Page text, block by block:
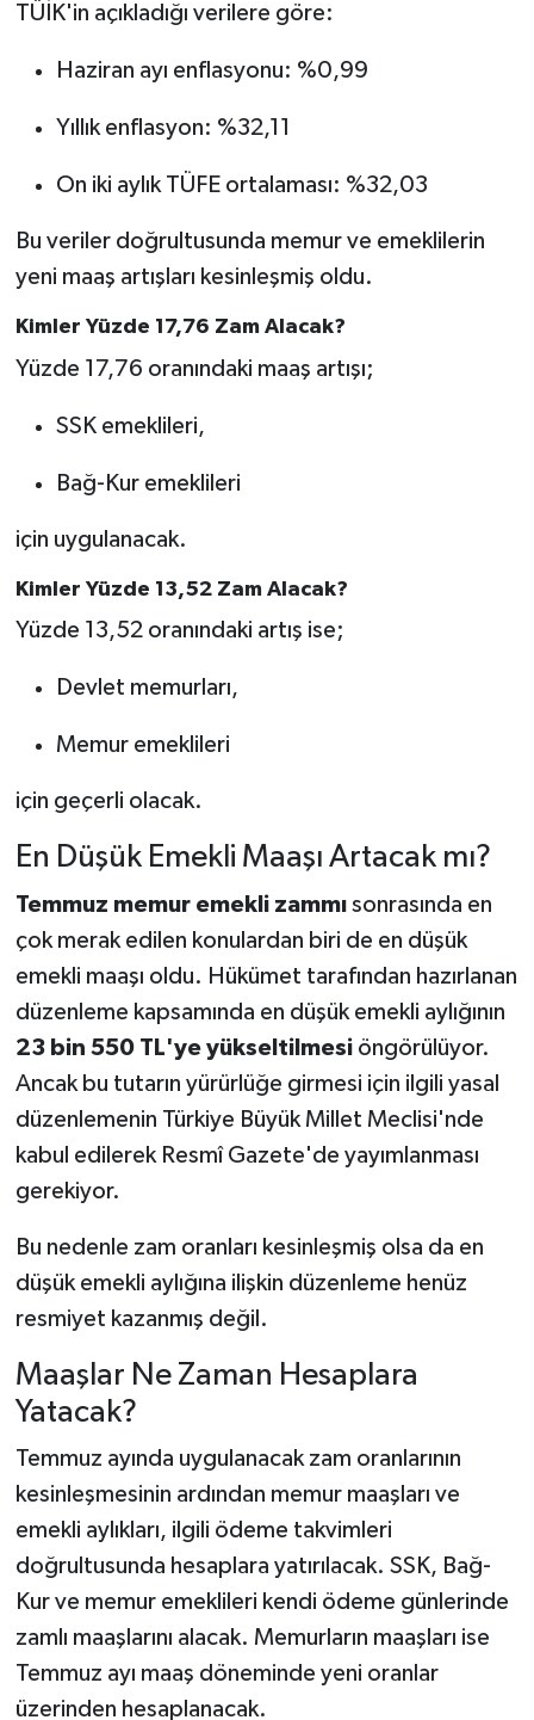
TÜİK'in açıkladığı verilere göre:
Haziran ayı enflasyonu: %0,99
Yıllık enflasyon: %32,11
On iki aylık TÜFE ortalaması: %32,03
Bu veriler doğrultusunda memur ve emeklilerin
yeni maaş artışları kesinleşmiş oldu.
Kimler Yüzde 17,76 Zam Alacak?
Yüzde 17,76 oranındaki maaş artışı;
SSK emeklileri,
Bağ-Kur emeklileri
için uygulanacak.
Kimler Yüzde 13,52 Zam Alacak?
Yüzde 13,52 oranındaki artış ise;
Devlet memurları,
Memur emeklileri
için geçerli olacak.
En Düşük Emekli Maaşı Artacak mı?
Temmuz memur emekli zammısonrasında en
çok merak edilen konulardan biri de en düşük
emekli maaşı oldu. Hükümet tarafından hazırlanan
düzenleme kapsamında en düşük emekli aylığının
23 bin 550 TL'ye yükseltilmesiöngörülüyor.
Ancak bu tutarın yürürlüğe girmesi için ilgili yasal
düzenlemenin Türkiye Büyük Millet Meclisi'nde
kabul edilerek Resmî Gazete'de yayımlanması
gerekiyor.
Bu nedenle zam oranları kesinleşmiş olsa da en
düşük emekli aylığına ilişkin düzenleme henüz
resmiyet kazanmış değil.
Maaşlar Ne Zaman Hesaplara
Yatacak?
Temmuz ayında uygulanacak zam oranlarının
kesinleşmesinin ardından memur maaşları ve
emekli aylıkları, ilgili ödeme takvimleri
doğrultusunda hesaplara yatırılacak. SSK, Bağ-
Kur ve memur emeklileri kendi ödeme günlerinde
zamlı maaşlarını alacak. Memurların maaşları ise
Temmuz ayı maaş döneminde yeni oranlar
üzerinden hesaplanacak.